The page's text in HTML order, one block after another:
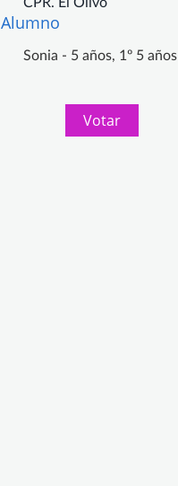
Alumno
Sonia - 5 años, 1º 5 años
Votar